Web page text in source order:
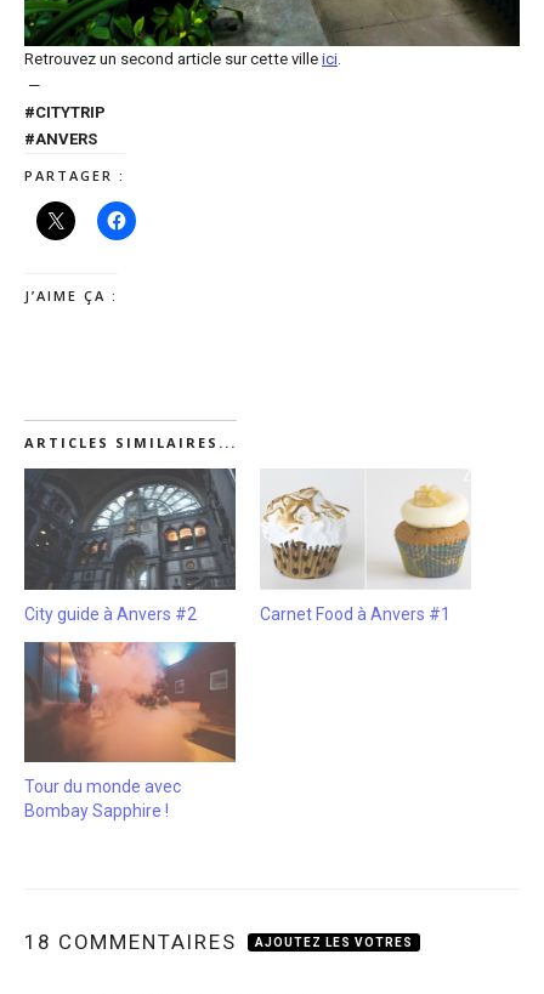
Retrouvez un second article sur cette ville ici
—
#CITYTRIP
#ANVERS
PARTAGER :
J’AIME ÇA :
ARTICLES SIMILAIRES...
City guide à Anvers #2 Carnet Food à Anvers #1
Tour du monde avec
Bombay Sapphire !
18 COMMENTAIRES AJOUTEZ LES VOTRES